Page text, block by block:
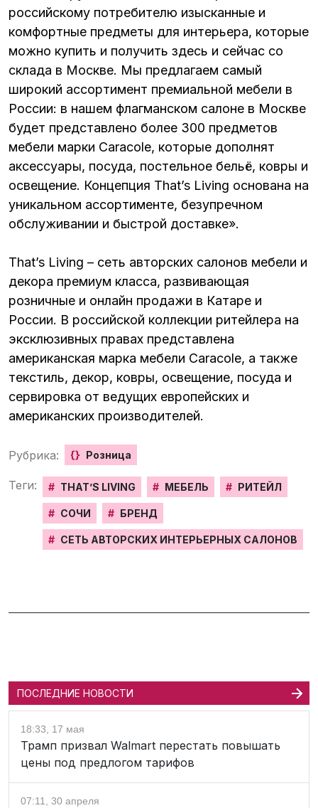
российскому потребителю изысканные и
комфортные предметы для интерьера, которые
можно купить и получить здесь и сейчас со
склада в Москве. Мы предлагаем самый
широкий ассортимент премиальной мебели в
России: в нашем флагманском салоне в Москве
будет представлено более 300 предметов
мебели марки Caracole, которые дополнят
аксессуары, посуда, постельное бельё, ковры и
освещение. Концепция That’s Living основана на
уникальном ассортименте, безупречном
обслуживании и быстрой доставке».
That’s Living – сеть авторских салонов мебели и
декора премиум класса, развивающая
розничные и онлайн продажи в Катаре и
России. В российской коллекции ритейлера на
эксклюзивных правах представлена
американская марка мебели Caracole, а также
текстиль, декор, ковры, освещение, посуда и
сервировка от ведущих европейских и
американских производителей.
Рубрика: {} Розница
Теги: # THAT’S LIVING # МЕБЕЛЬ # РИТЕЙЛ
# СОЧИ # БРЕНД
# СЕТЬ АВТОРСКИХ ИНТЕРЬЕРНЫХ САЛОНОВ
ПОСЛЕДНИЕ НОВОСТИ
18:33, 17 мая
Трамп призвал Walmart перестать повышать
цены под предлогом тарифов
07:11, 30 апреля